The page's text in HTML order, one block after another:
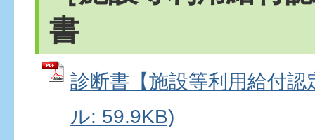
書
診断書【施設等利用給付
ル: 59.9KB)